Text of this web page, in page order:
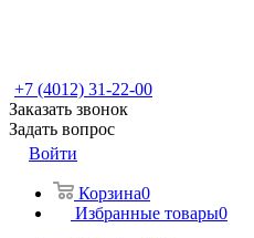
+7 (4012) 31-22-00
Заказать звонок
Задать вопрос
Войти
Корзина0
Избранные товары0